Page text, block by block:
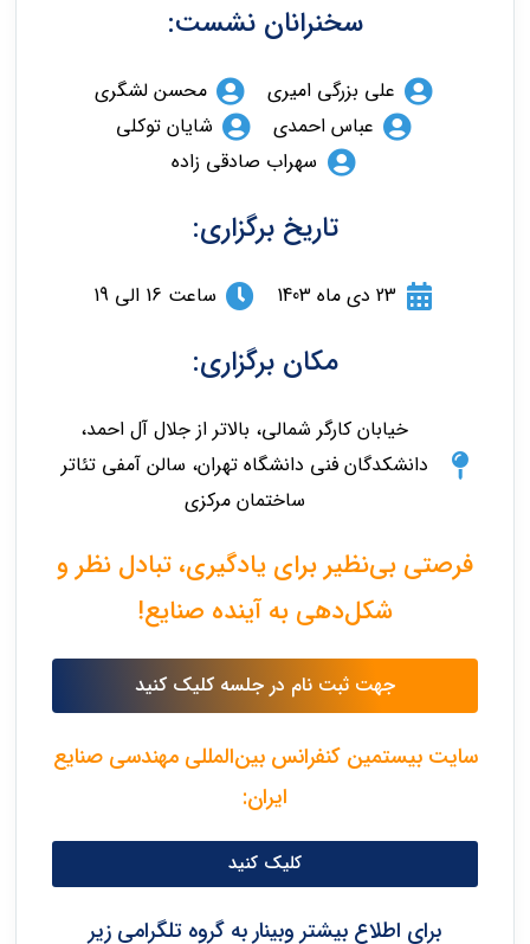
سخنرانان نشست:
علی بزرگی امیری
محسن لشگری
عباس احمدی
شایان توکلی
سهراب صادقی زاده
تاریخ برگزاری:
23 دی ماه 1403 ساعت 16 الی 19
مکان برگزاری:
خیابان کارگر شمالی، بالاتر از جلال آل احمد،
دانشکدگان فنی دانشگاه تهران، سالن آمفی تئاتر
ساختمان مرکزی
فرصتی بی‌نظیر برای یادگیری، تبادل نظر و
شکل‌دهی به آینده صنایع!
جهت ثبت نام در جلسه کلیک کنید
سایت بیستمین کنفرانس بین‌المللی مهندسی صنایع
ایران:
کلیک کنید
برای اطلاع بیشتر وبینار به گروه تلگرامی زیر